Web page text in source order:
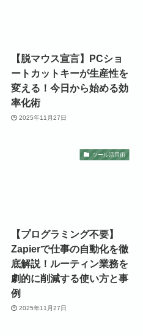
【脱マウス宣言】PCショ
ートカットキーが生産性を
変える！今日から始める効
率化術
2025年11月27日
ツール活用術
【プログラミング不要】
Zapierで仕事の自動化を徹
底解説！ルーティン業務を
劇的に削減する使い方と事
例
2025年11月27日